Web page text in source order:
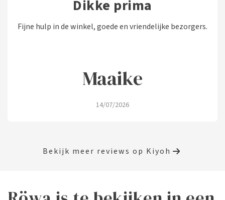
Dikke prima
Fijne hulp in de winkel, goede en vriendelijke bezorgers.
Maaike
14/07/2026
Bekijk meer reviews op Kiyoh